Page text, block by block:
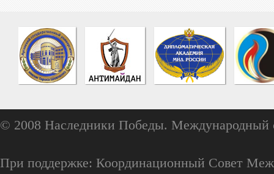
© 2008 Наследники Победы. Международный
При поддержке: Координационный Совет